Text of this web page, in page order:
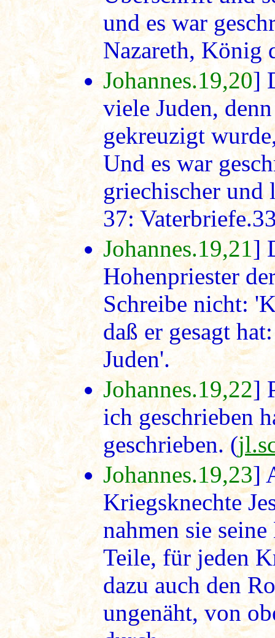
und es war
Nazareth, König
Johannes.19,20]
viele Juden,
gekreuzigt
Und es war
griechischer und
37:
Johannes.19,21]
Hohenpriester
Schreibe nicht:
daß er gesagt
Juden'.
Johannes.19,22]
ich geschrieben
geschrieben. (
Johannes.19,23]
Kriegsknechte
nahmen sie
Teile, für jeden
dazu auch den
ungenäht, von